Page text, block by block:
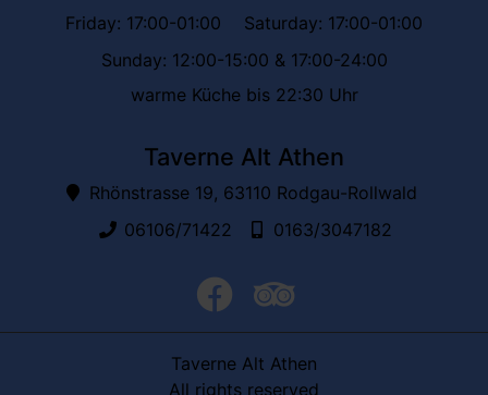
Friday: 17:00-01:00
Saturday: 17:00-01:00
Sunday: 12:00-15:00 & 17:00-24:00
warme Küche bis 22:30 Uhr
Taverne Alt Athen
Rhönstrasse 19, 63110 Rodgau-Rollwald
06106/71422
0163/3047182
facebooktrip advisor
Taverne Alt Athen
All rights reserved